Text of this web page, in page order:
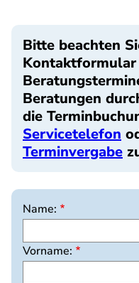
Bitte beachten
Beratungen
die
Servicetelefon
Terminvergabe
Name:
Vorname: